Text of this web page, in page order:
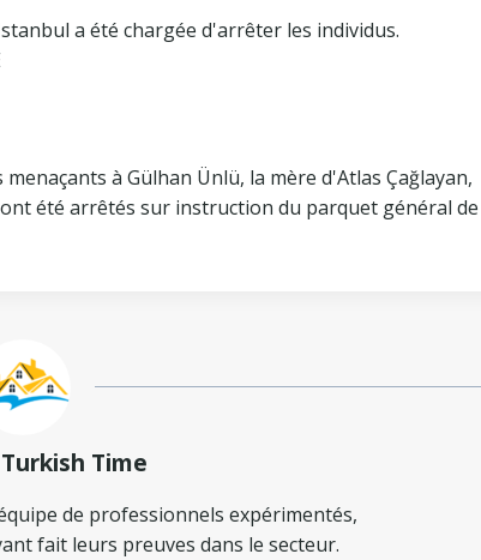
a été chargée d'arrêter les individus.
à Gülhan Ünlü, la mère d'Atlas Çağlayan,
été arrêtés sur instruction du parquet général de
Time
de professionnels expérimentés,
fait leurs preuves dans le secteur.